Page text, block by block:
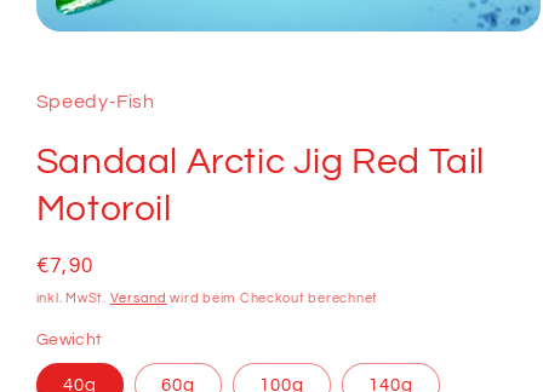
Modal
öffnen
Speedy-Fish
Sandaal Arctic Jig Red Tail
Motoroil
Normaler
Preis
€7,90
inkl. MwSt. Versand wird beim Checkout berechnet
Gewicht
40g 60g 100g 140g